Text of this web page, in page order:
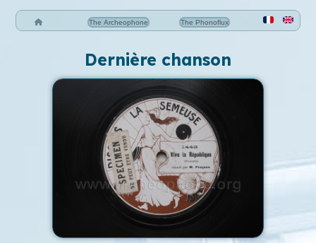
The Archeophone The Phonoflux
Dernière chanson